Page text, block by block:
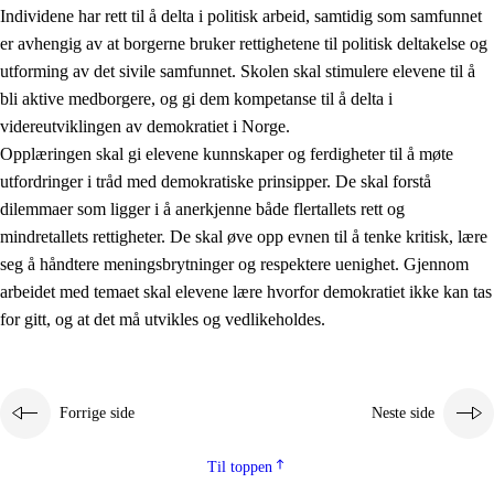
2.1 Sosial læring og utvikling
2.2 Kompetanse i fagene
2.3 Grunnleggende ferdigheter
2.4 Å lære å lære
Tverrfaglige temaer
2.5 Tverrfaglige temaer
2.5.1 Folkehelse og livsmestring
2.5.2 Demokrati og medborgerskap
Individene har rett til å delta i politisk arbeid, samtidig som samfunnet
er avhengig av at borgerne bruker rettighetene til politisk deltakelse og
utforming av det sivile samfunnet. Skolen skal stimulere elevene til å
bli aktive medborgere, og gi dem kompetanse til å delta i
videreutviklingen av demokratiet i Norge.
Opplæringen skal gi elevene kunnskaper og ferdigheter til å møte
utfordringer i tråd med demokratiske prinsipper. De skal forstå
dilemmaer som ligger i å anerkjenne både flertallets rett og
mindretallets rettigheter. De skal øve opp evnen til å tenke kritisk, lære
seg å håndtere meningsbrytninger og respektere uenighet. Gjennom
arbeidet med temaet skal elevene lære hvorfor demokratiet ikke kan tas
for gitt, og at det må utvikles og vedlikeholdes.
Forrige side Neste side
Til toppen